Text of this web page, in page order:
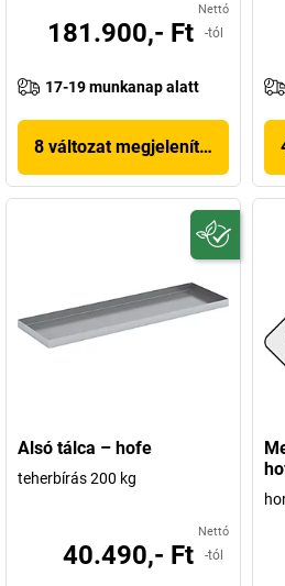
Nettó
181.900,- Ft -tól
17-19 munkanap alatt
8 változat megjelenítése
Alsó tálca – hofe
teherbírás 200 kg
Nettó
40.490,- Ft -tól